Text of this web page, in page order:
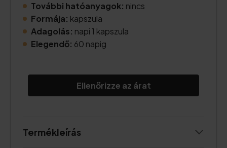
További hatóanyagok: nincs
Formája: kapszula
Adagolás: napi 1 kapszula
Elegendő: 60 napig
Ellenőrizze az árat
Termékleírás